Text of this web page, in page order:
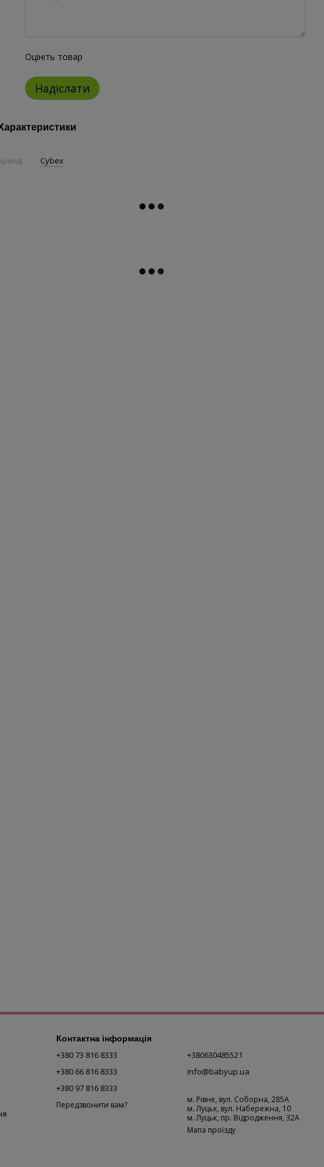
Оцініть товар
Надіслати
Cybex
Контактна інформація
+380 73 816 8333
+380 66 816 8333
+380 97 816 8333
Передзвонити вам?
+380630485521
info@babyup.ua
м. Рівне, вул. Соборна, 285А
м. Луцьк, вул. Набережна, 10
м. Луцьк, пр. Відродження, 32А
Мапа проїзду